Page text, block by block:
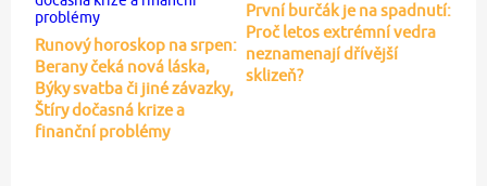
Runový horoskop na srpen:
Berany čeká nová láska,
Býky svatba či jiné závazky,
Štíry dočasná krize a
finanční problémy
První burčák je na spadnutí:
Proč letos extrémní vedra
neznamenají dřívější
sklizeň?